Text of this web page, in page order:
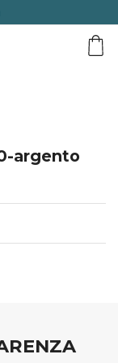
argento